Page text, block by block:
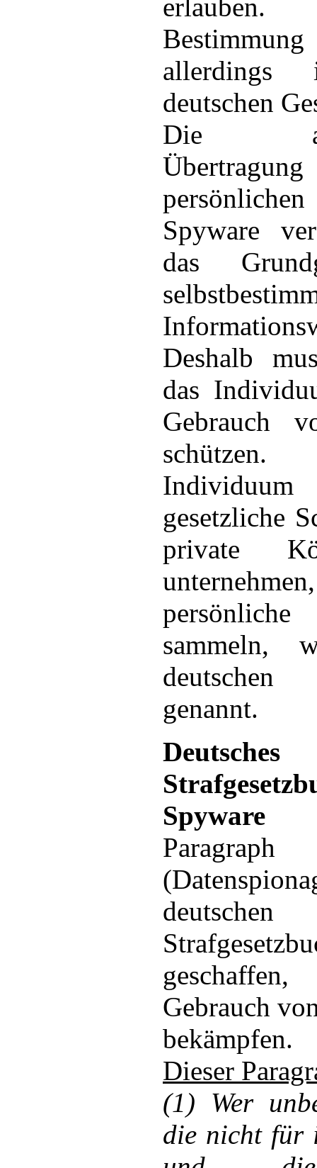
allerdings
deutschen
Die
Spyware
das
Deshalb
das
Gebrauch
gesetzliche
private
sammeln,
deutschen
genannt.
Deutsches
Spyware
deutschen
Gebrauch
bekämpfen.
Dieser
(1) Wer
die nicht für